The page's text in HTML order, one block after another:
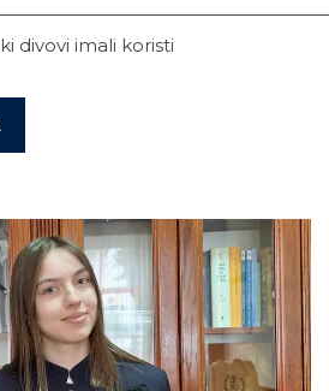
divovi imali koristi